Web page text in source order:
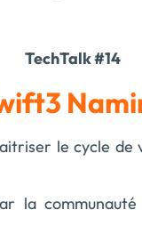
TechTalk #14
le cycle
la